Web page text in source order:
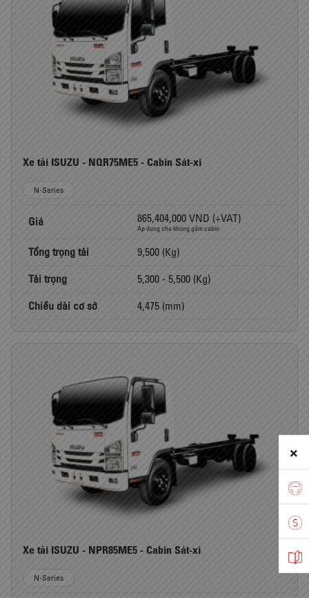
Xe tải ISUZU - NQR75ME5 - Cabin Sát-xi
N-Series
Giá 865,404,000 VND (+VAT)
Áp dụng cho khung gầm cabin
Tổng trọng tải
9,500 (Kg)
Tải trọng
5,300 - 5,500 (Kg)
Chiều dài cơ sở
4,475 (mm)
Xe tải ISUZU - NPR85ME5 - Cabin Sát-xi
N-Series